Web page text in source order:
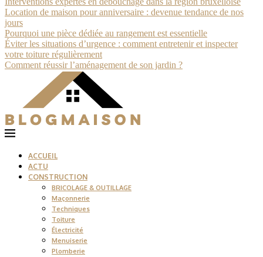
Location de maison pour anniversaire : devenue tendance de nos
jours
Pourquoi une pièce dédiée au rangement est essentielle
Éviter les situations d’urgence : comment entretenir et inspecter
votre toiture régulièrement
Comment réussir l’aménagement de son jardin ?
ACCUEIL
ACTU
CONSTRUCTION
BRICOLAGE & OUTILLAGE
Maçonnerie
Techniques
Toiture
Électricité
Menuiserie
Plomberie